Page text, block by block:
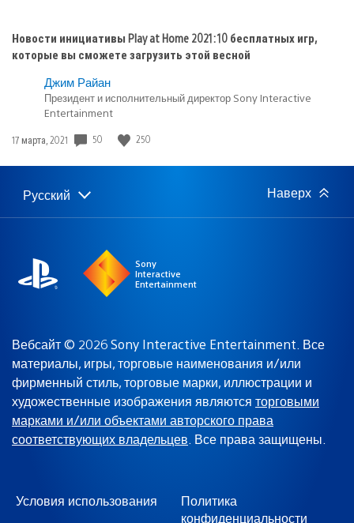
Новости инициативы Play at Home 2021: 10 бесплатных игр,
которые вы сможете загрузить этой весной
Джим Райан
Президент и исполнительный директор Sony Interactive
Entertainment
Дата
17 марта, 2021 50 250
Выбор
Выбранный
Русский Наверх
Sony
Interactive
Entertainment
Вебсайт © 2026 Sony Interactive Entertainment. Все
материалы, игры, торговые наименования и/или
фирменный стиль, торговые марки, иллюстрации и
художественные изображения являются торговыми
марками и/или объектами авторского права
соответствующих владельцев. Все права защищены.
Условия использования
Политика
конфиденциальности